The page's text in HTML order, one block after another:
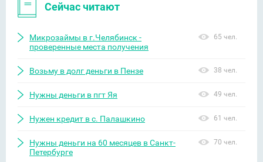
Сейчас читают
Микрозаймы в г.Челябинск -
проверенные места получения
65 чел.
Возьму в долг деньги в Пензе 38 чел.
Нужны деньги в пгт Яя 49 чел.
Нужен кредит в с. Палашкино 61 чел.
Нужны деньги на 60 месяцев в Санкт-
Петербурге
70 чел.